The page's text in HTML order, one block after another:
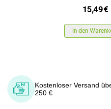
15,49€
In den
Kostenloser Versand
250 €